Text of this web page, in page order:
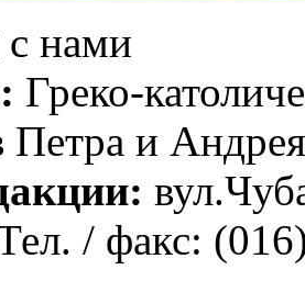
с нами
Греко-
Петра и
/ факс: